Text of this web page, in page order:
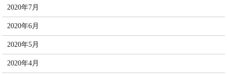
2020年7月
2020年6月
2020年5月
2020年4月